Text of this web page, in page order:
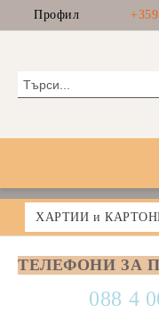
Профил
ХАРТИИ и
ТЕЛЕФОНИ ЗА
088 4